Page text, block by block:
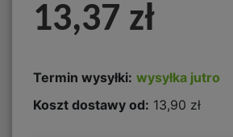
13,37 zł
Termin wysyłki: wysyłka jutro
Koszt dostawy od: 13,90 zł